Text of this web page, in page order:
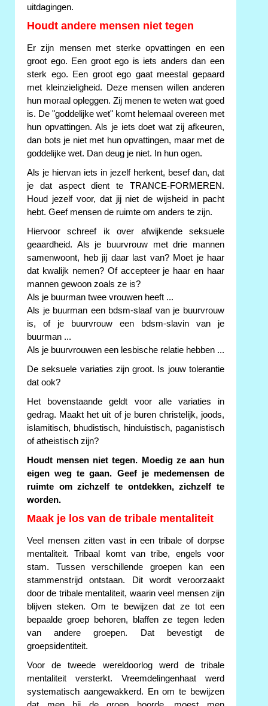
uitdagingen.
Houdt andere mensen niet tegen
Er zijn mensen met sterke opvattingen en een
groot ego. Een groot ego is iets anders dan een
sterk ego. Een groot ego gaat meestal gepaard
met kleinzieligheid. Deze mensen willen anderen
hun moraal opleggen. Zij menen te weten wat goed
is. De "goddelijke wet" komt helemaal overeen met
hun opvattingen. Als je iets doet wat zij afkeuren,
dan bots je niet met hun opvattingen, maar met de
goddelijke wet. Dan deug je niet. In hun ogen.
Als je hiervan iets in jezelf herkent, besef dan, dat
je dat aspect dient te TRANCE-FORMEREN.
Houd jezelf voor, dat jij niet de wijsheid in pacht
hebt. Geef mensen de ruimte om anders te zijn.
Hiervoor schreef ik over afwijkende seksuele
geaardheid. Als je buurvrouw met drie mannen
samenwoont, heb jij daar last van? Moet je haar
dat kwalijk nemen? Of accepteer je haar en haar
mannen gewoon zoals ze is?
Als je buurman twee vrouwen heeft ...
Als je buurman een bdsm-slaaf van je buurvrouw
is, of je buurvrouw een bdsm-slavin van je
buurman ...
Als je buurvrouwen een lesbische relatie hebben ...
De seksuele variaties zijn groot. Is jouw tolerantie
dat ook?
Het bovenstaande geldt voor alle variaties in
gedrag. Maakt het uit of je buren christelijk, joods,
islamitisch, bhudistisch, hinduistisch, paganistisch
of atheistisch zijn?
Houdt mensen niet tegen. Moedig ze aan hun
eigen weg te gaan. Geef je medemensen de
ruimte om zichzelf te ontdekken, zichzelf te
worden.
Maak je los van de tribale mentaliteit
Veel mensen zitten vast in een tribale of dorpse
mentaliteit. Tribaal komt van tribe, engels voor
stam. Tussen verschillende groepen kan een
stammenstrijd ontstaan. Dit wordt veroorzaakt
door de tribale mentaliteit, waarin veel mensen zijn
blijven steken. Om te bewijzen dat ze tot een
bepaalde groep behoren, blaffen ze tegen leden
van andere groepen. Dat bevestigt de
groepsidentiteit.
Voor de tweede wereldoorlog werd de tribale
mentaliteit versterkt. Vreemdelingenhaat werd
systematisch aangewakkerd. En om te bewijzen